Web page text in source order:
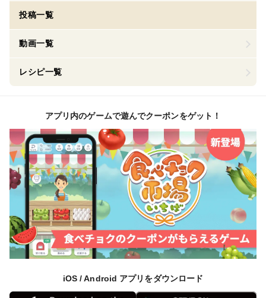
投稿一覧
動画一覧
レシピ一覧
アプリ内のゲームで遊んでクーポンをゲット！
iOS / Android アプリをダウンロード